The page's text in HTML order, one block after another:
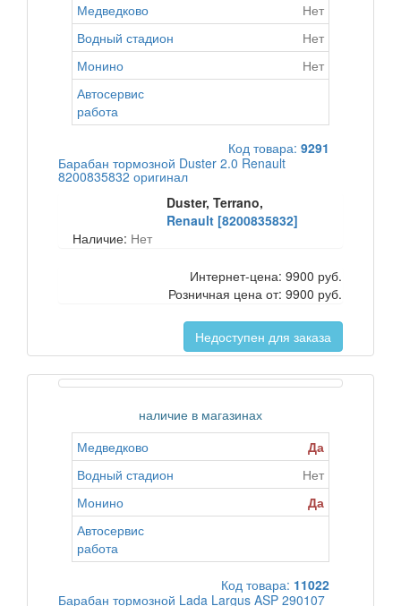
Медведково
Нет
Водный стадион
Нет
Монино
Нет
Автосервис
работа
Код товара: 9291
Барабан тормозной Duster 2.0 Renault
8200835832 оригинал
Duster, Terrano,
Renault [8200835832]
Наличие: Нет
Интернет-цена: 9900 руб.
Розничная цена от: 9900 руб.
Недоступен для заказа
наличие в магазинах
Медведково
Да
Водный стадион
Нет
Монино
Да
Автосервис
работа
Код товара: 11022
Барабан тормозной Lada Largus ASP 290107